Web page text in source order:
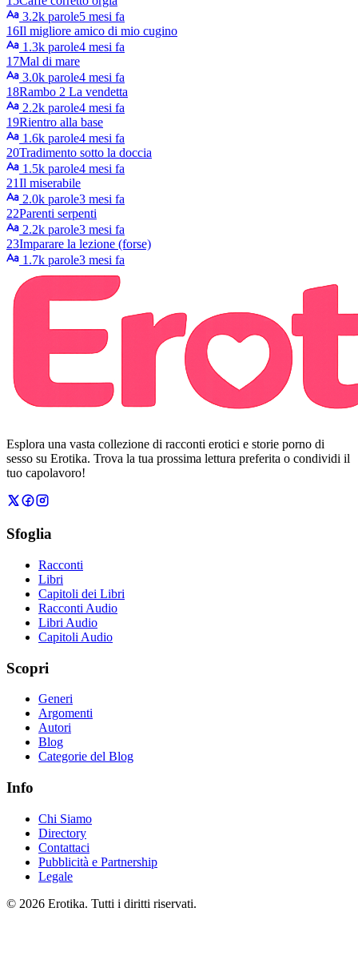
3.2k parole5 mesi fa
16Il migliore amico di mio cugino
1.3k parole4 mesi fa
17Mal di mare
3.0k parole4 mesi fa
18Rambo 2 La vendetta
2.2k parole4 mesi fa
19Rientro alla base
1.6k parole4 mesi fa
20Tradimento sotto la doccia
1.5k parole4 mesi fa
21Il miserabile
2.0k parole3 mesi fa
22Parenti serpenti
2.2k parole3 mesi fa
23Imparare la lezione (forse)
1.7k parole3 mesi fa
Esplora una vasta collezione di racconti erotici e storie porno di
sesso su Erotika. Trova la tua prossima lettura preferita o condividi il
tuo capolavoro!
Sfoglia
Racconti
Libri
Capitoli dei Libri
Racconti Audio
Libri Audio
Capitoli Audio
Scopri
Generi
Argomenti
Autori
Blog
Categorie del Blog
Info
Chi Siamo
Directory
Contattaci
Pubblicità e Partnership
Legale
© 2026 Erotika. Tutti i diritti riservati.